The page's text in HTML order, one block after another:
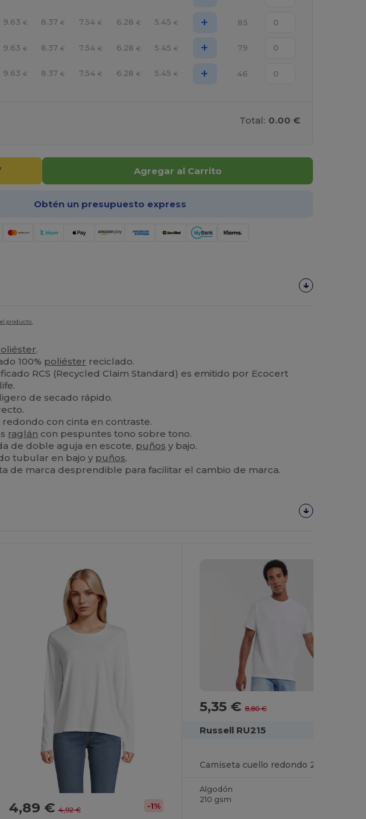
9.63 € 8.37 € 7.54 € 6.28 € 5.45 € + 85
9.63 € 8.37 € 7.54 € 6.28 € 5.45 € + 79
9.63 € 8.37 € 7.54 € 6.28 € 5.45 € + 46
Total: 0.00 €
Agregar al Carrito
Obtén un presupuesto express
producto.
.
100% poliéster reciclado.
RCS (Recycled Claim Standard) es emitido por Ecocert
de secado rápido.
redondo con cinta en contraste.
raglán con pespuntes tono sobre tono.
de doble aguja en escote, puños y bajo.
tubular en bajo y puños.
de marca desprendible para facilitar el cambio de marca.
4,89 €4,92 € -1%
5,35 €8,80 €
Russell RU215
Camiseta cuello redondo 210
Algodón
210 gsm